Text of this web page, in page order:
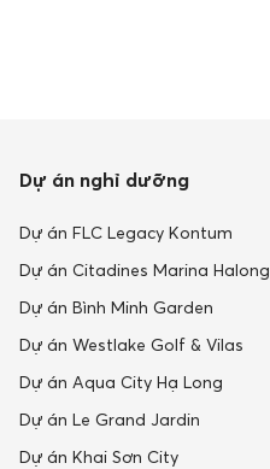
Dự án nghỉ dưỡng
Dự án FLC Legacy Kontum
Dự án Citadines Marina Halong
Dự án Bình Minh Garden
Dự án Westlake Golf & Vilas
Dự án Aqua City Hạ Long
Dự án Le Grand Jardin
Dự án Khai Sơn City